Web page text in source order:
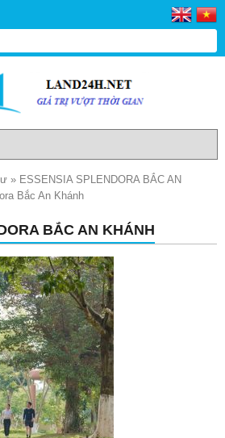
» ESSENSIA SPLENDORA BẮC AN
Bắc An Khánh
BẮC AN KHÁNH